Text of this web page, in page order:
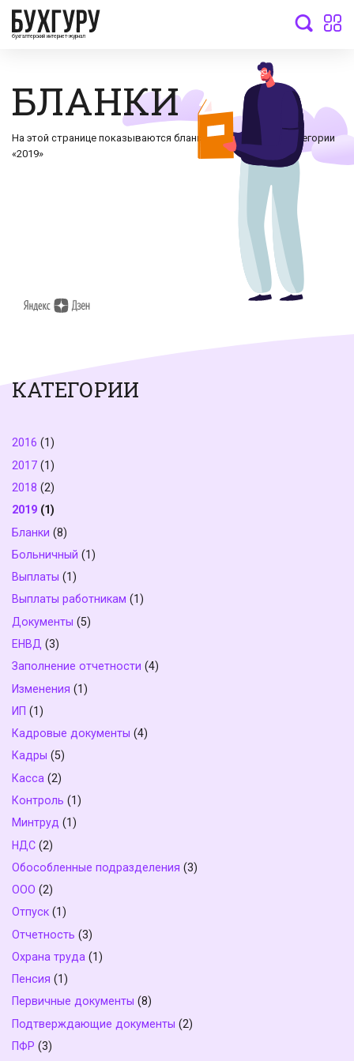
бухгалтерский интернет-журнал
БЛАНКИ
На этой странице показываются бланки документов по категории
«2019»
КАТЕГОРИИ
2016 (1)
2017 (1)
2018 (2)
2019 (1)
Бланки (8)
Больничный (1)
Выплаты (1)
Выплаты работникам (1)
Документы (5)
ЕНВД (3)
Заполнение отчетности (4)
Изменения (1)
ИП (1)
Кадровые документы (4)
Кадры (5)
Касса (2)
Контроль (1)
Минтруд (1)
НДС (2)
Обособленные подразделения (3)
ООО (2)
Отпуск (1)
Отчетность (3)
Охрана труда (1)
Пенсия (1)
Первичные документы (8)
Подтверждающие документы (2)
ПФР (3)